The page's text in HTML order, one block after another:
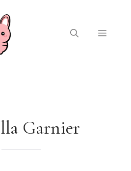
Menu
Garnier